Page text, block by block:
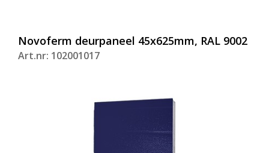
Novoferm deurpaneel 45x625mm, RAL 9002
Art.nr: 102001017